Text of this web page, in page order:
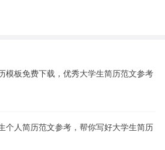
模板免费下载，优秀大学生简历范文参考
个人简历范文参考，帮你写好大学生简历